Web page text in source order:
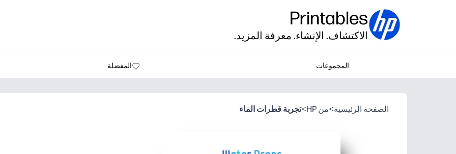
Printables
الاكتشاف. الإنشاء. معرفة المزيد.
المجموعات المفضلة
الصفحة الرئيسية>من HP >تجربة قطرات الماء